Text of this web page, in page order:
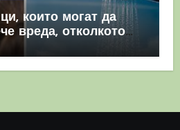
които могат да
вреда, отколкото